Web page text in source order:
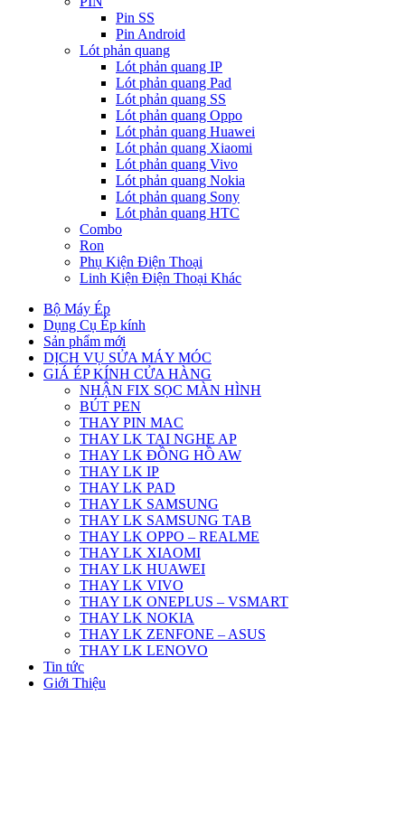
Pin SS
Pin Android
Lót phản quang
Lót phản quang IP
Lót phản quang Pad
Lót phản quang SS
Lót phản quang Oppo
Lót phản quang Huawei
Lót phản quang Xiaomi
Lót phản quang Vivo
Lót phản quang Nokia
Lót phản quang Sony
Lót phản quang HTC
Combo
Ron
Phụ Kiện Điện Thoại
Linh Kiện Điện Thoại Khác
Bộ Máy Ép
Dụng Cụ Ép kính
Sản phẩm mới
DỊCH VỤ SỬA MÁY MÓC
GIÁ ÉP KÍNH CỬA HÀNG
NHẬN FIX SỌC MÀN HÌNH
BÚT PEN
THAY PIN MAC
THAY LK TAI NGHE AP
THAY LK ĐỒNG HỒ AW
THAY LK IP
THAY LK PAD
THAY LK SAMSUNG
THAY LK SAMSUNG TAB
THAY LK OPPO – REALME
THAY LK XIAOMI
THAY LK HUAWEI
THAY LK VIVO
THAY LK ONEPLUS – VSMART
THAY LK NOKIA
THAY LK ZENFONE – ASUS
THAY LK LENOVO
Tin tức
Giới Thiệu